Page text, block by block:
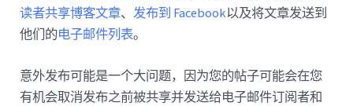
读者共享博客文章、 发布到 Facebook以及将文章发送到
他们的电子邮件列表。
意外发布可能是一个大问题，因为您的帖子可能会在您
有机会取消发布之前被共享并发送给电子邮件订阅者和